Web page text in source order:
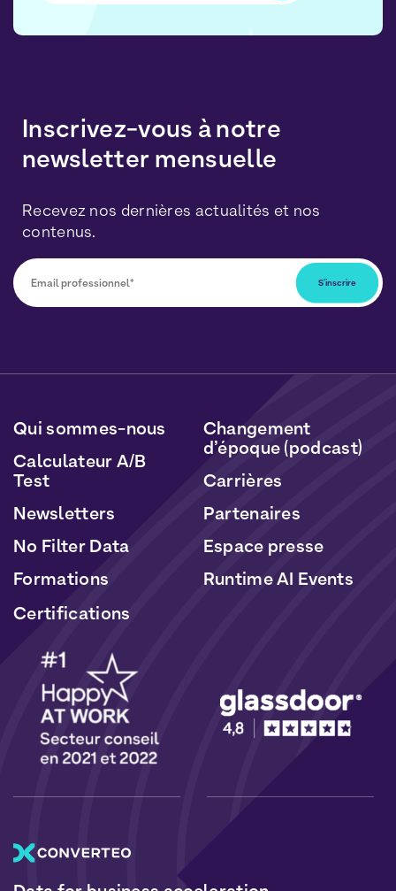
Inscrivez-vous à notre
newsletter mensuelle
Recevez nos dernières actualités et nos
contenus.
données seront traitées conformément à notre
et deCookies
Qui sommes-nous
Calculateur A/B
Test
Newsletters
No Filter Data
Formations
Changement
d’époque (podcast)
Carrières
Partenaires
Espace presse
Runtime AI Events
Certifications